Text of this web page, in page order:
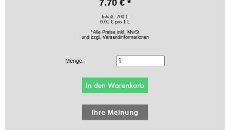
7.70 € *
Inhalt: 700 L
0.01 € pro 1 L
*Alle Preise inkl. MwSt
und zzgl. Versandinformationen
Menge: